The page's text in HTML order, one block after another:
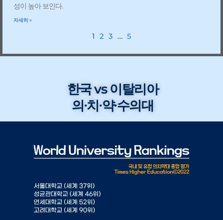
성이 높아 보인다.
자세히 »
1 2 3 … 5
한국 vs 이탈리아
의∙치∙약∙수의대